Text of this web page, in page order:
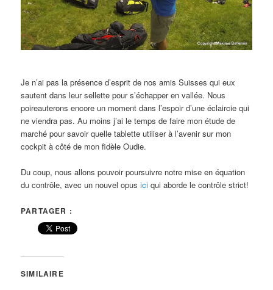
Je n’ai pas la présence d’esprit de nos amis Suisses qui eux
sautent dans leur sellette pour s’échapper en vallée. Nous
poireauterons encore un moment dans l’espoir d’une éclaircie qui
ne viendra pas. Au moins j’ai le temps de faire mon étude de
marché pour savoir quelle tablette utiliser à l’avenir sur mon
cockpit à côté de mon fidèle Oudie.
Du coup, nous allons pouvoir poursuivre notre mise en équation
du contrôle, avec un nouvel opusici qui aborde le contrôle strict!
PARTAGER :
SIMILAIRE